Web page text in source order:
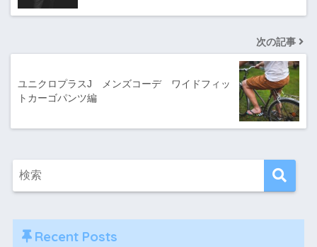
次の記事
ユニクロプラスJ メンズコーデ ワイドフィッ
トカーゴパンツ編
Recent Posts